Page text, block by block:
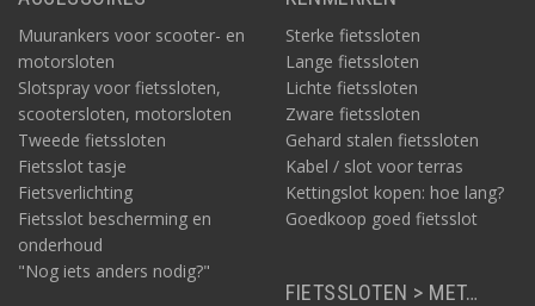
Muurankers voor scooter- en
motorsloten
Slotspray voor fietssloten,
scootersloten, motorsloten
Tweede fietssloten
Fietsslot tasje
Fietsverlichting
Fietsslot bescherming en
onderhoud
"Nog iets anders nodig?"
Sterke fietssloten
Lange fietssloten
Lichte fietssloten
Zware fietssloten
Gehard stalen fietssloten
Kabel / slot voor terras
Kettingslot kopen: hoe lang?
Goedkoop goed fietsslot
FIETSSLOTEN > MET…